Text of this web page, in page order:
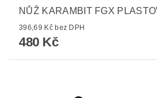
NŮŽ KARAMBIT FGX
396,69 Kč bez DPH
480 Kč